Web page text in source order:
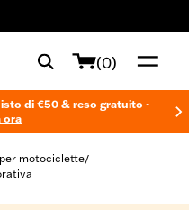
(0)
di €50 & reso gratuito -
ora
motociclette/